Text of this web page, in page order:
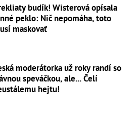
budík! Wisterová opísala
peklo: Nič nepomáha, toto
maskovať
moderátorka už roky randí so
speváčkou, ale... Čelí
hejtu!